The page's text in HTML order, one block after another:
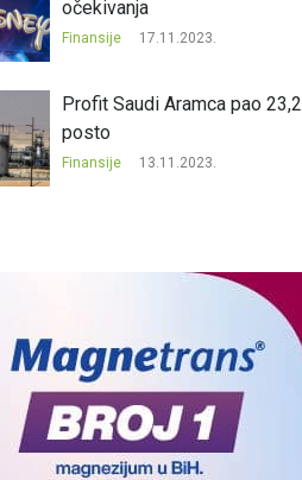
očekivanja
Finansije 17.11.2023.
Profit Saudi Aramca pao 23,2
posto
Finansije 13.11.2023.